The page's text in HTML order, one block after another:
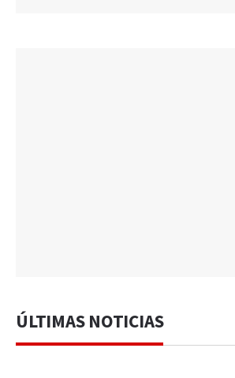
ÚLTIMAS NOTICIAS